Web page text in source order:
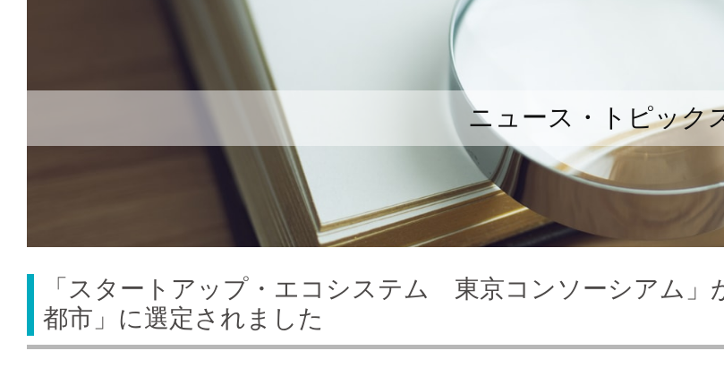
ニュース・トピック
「スタートアップ・エコシステム 東京コンソーシアム
都市」に選定されました